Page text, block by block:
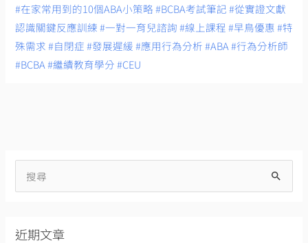
#在家常用到的10個ABA小策略#BCBA考試筆記#從實證文獻
認識關鍵反應訓練#一對一育兒諮詢#線上課程#早鳥優惠#特
殊需求#自閉症#發展遲緩#應用行為分析#ABA#行為分析師
#BCBA#繼續教育學分#CEU
鍵
近期文章